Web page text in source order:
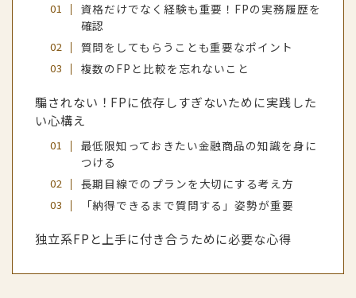
資格だけでなく経験も重要！FPの実務履歴を
確認
質問をしてもらうことも重要なポイント
複数のFPと比較を忘れないこと
騙されない！FPに依存しすぎないために実践した
い心構え
最低限知っておきたい金融商品の知識を身に
つける
長期目線でのプランを大切にする考え方
「納得できるまで質問する」姿勢が重要
独立系FPと上手に付き合うために必要な心得